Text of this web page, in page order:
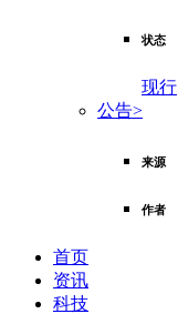
状态
现行
公告>
来源
作者
首页
资讯
科技